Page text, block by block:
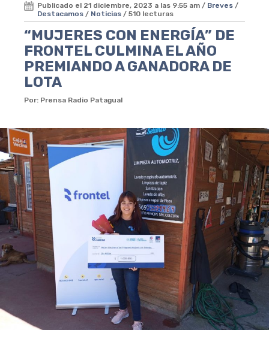
Publicado el 21 diciembre, 2023 a las 9:55 am / Breves /
Destacamos / Noticias / 510 lecturas
“MUJERES CON ENERGÍA” DE
FRONTEL CULMINA EL AÑO
PREMIANDO A GANADORA DE
LOTA
Por: Prensa Radio Patagual